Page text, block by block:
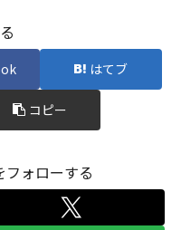
はてブ
コピー
フォローする